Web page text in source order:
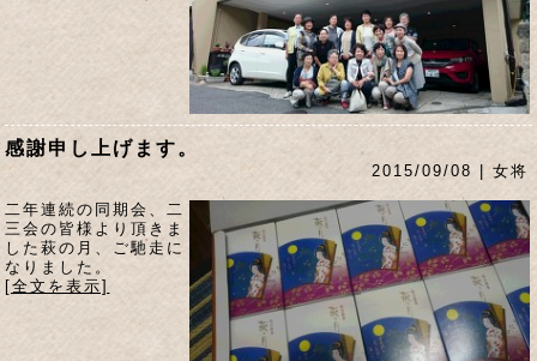
感謝申し上げます。
2015/09/08 | 女将
二年連続の同期会、二
三会の皆様より頂きま
した萩の月、ご馳走に
なりました。
[全文を表示]